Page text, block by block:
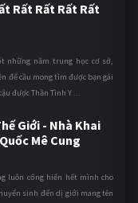
Rất Rất Rất Rất
những năm trung học cơ sở,
để cầu mong tìm được bạn gái
được Thần Tình Y ...
Giới - Nhà Khai
Mê Cung
luôn cống hiến hết mình cho
sinh đến dị giới mang tên